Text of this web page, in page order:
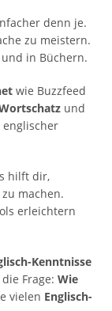
denn je.
zu meistern.
in Büchern.
wie Buzzfeed
und
englischer
hilft dir,
zu machen.
erleichtern
Kenntnisse
Frage: Wie
vielen Englisch-